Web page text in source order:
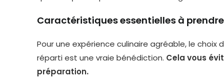
Caractéristiques essentielles à
Pour une expérience culinaire agréable, le
réparti est une vraie bénédiction. Cela vous
préparation.